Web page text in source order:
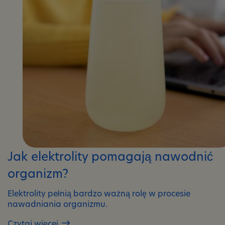
Jak elektrolity pomagają nawodnić
organizm?
Elektrolity pełnią bardzo ważną rolę w procesie
nawadniania organizmu.